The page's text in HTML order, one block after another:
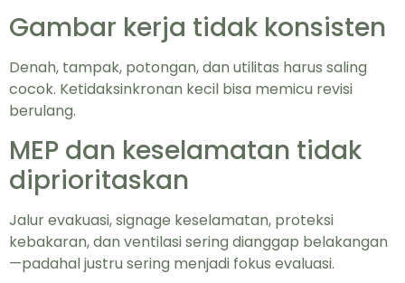
Gambar kerja tidak konsisten
Denah, tampak, potongan, dan utilitas harus saling
cocok. Ketidaksinkronan kecil bisa memicu revisi
berulang.
MEP dan keselamatan tidak
diprioritaskan
Jalur evakuasi, signage keselamatan, proteksi
kebakaran, dan ventilasi sering dianggap belakangan
—padahal justru sering menjadi fokus evaluasi.